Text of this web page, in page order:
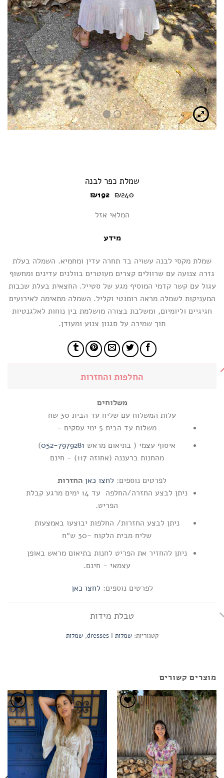
1
2
שמלת כפר לבנה
₪240 המחיר
המקורי
היה:
₪240.
₪192 המחיר
המלאי אזל
מידע
שמלת מקסי לבנה עשויה בד תחרה עדין ומחמיא. השמלה בעלת
גזרה צנועה עם שרוולים קצרים מעוטרים בוולנים עדינים ומחשוף
עגול עם קשר קדמי המוסיף מגע של סטייל. החצאית בעלת שכבות
המעניקות לשמלה מראה רומנטי וקליל. השמלה מתאימה לאירועים
חגיגיים וליומיום, ומשלבת בצורה מושלמת בין נוחות לאלגנטיות
תוך שמירה על סגנון צנוע ומעודן.
החלפות והחזרות
משלוחים
עלות המשלוח עם שליח עד הבית 30 שח
משלוח עד הבית 5 ימי עסקים -
איסוף עצמי ( בתיאום מראש 052-7979281
)
מהחנות ברעננה (אחוזה 117) - חינם
לפרטים נוספים: לחצו כאן החזרות
ניתן לבצע החזרה/החלפה עד 14 ימים מרגע קבלת
הפריט.
ניתן לבצע החזרות/ החלפות יבוצעו באמצעות
שליח מבית הלקוח -30 ש״ח
ניתן להחזיר את הפריט לחנות בתיאום מראש באופן
עצמאי - חינם.
לפרטים נוספים: לחצו כאן
טבלת מידות
קטגוריות:שמלות | dresses ,שמלות
מוצרים קשורים
הוסף
לרשימת
המשאלות
הוסף